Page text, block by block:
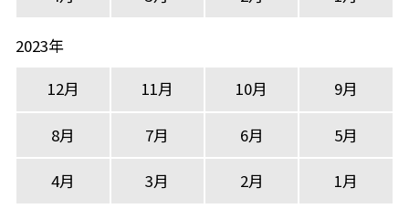
2023年
12月
11月 10月 9月
8月 7月 6月 5月
4月 3月 2月 1月